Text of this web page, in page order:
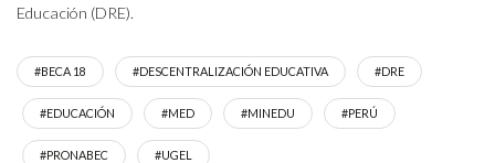
Educación (DRE).
#BECA 18 #DESCENTRALIZACIÓN EDUCATIVA #DRE
#EDUCACIÓN #MED #MINEDU #PERÚ
#PRONABEC #UGEL